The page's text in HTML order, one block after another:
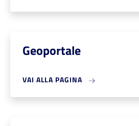
Geoportale
VAI ALLA PAGINA